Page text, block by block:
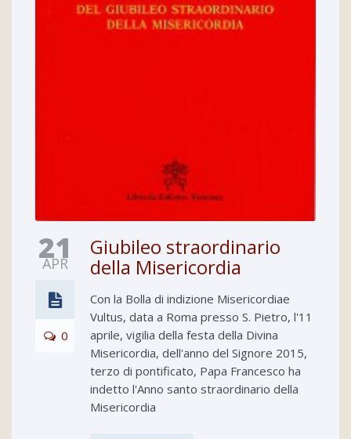
21
APR
0
Giubileo straordinario
della Misericordia
Con la Bolla di indizione Misericordiae
Vultus, data a Roma presso S. Pietro, l'11
aprile, vigilia della festa della Divina
Misericordia, dell'anno del Signore 2015,
terzo di pontificato, Papa Francesco ha
indetto l'Anno santo straordinario della
Misericordia